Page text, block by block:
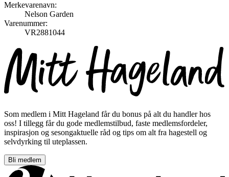
Merkevarenavn:
Nelson Garden
Varenummer:
VR2881044
Som medlem i Mitt Hageland får du bonus på alt du handler hos
oss! I tillegg får du gode medlemstilbud, faste medlemsfordeler,
inspirasjon og sesongaktuelle råd og tips om alt fra hagestell og
selvdyrking til uteplassen.
Bli medlem